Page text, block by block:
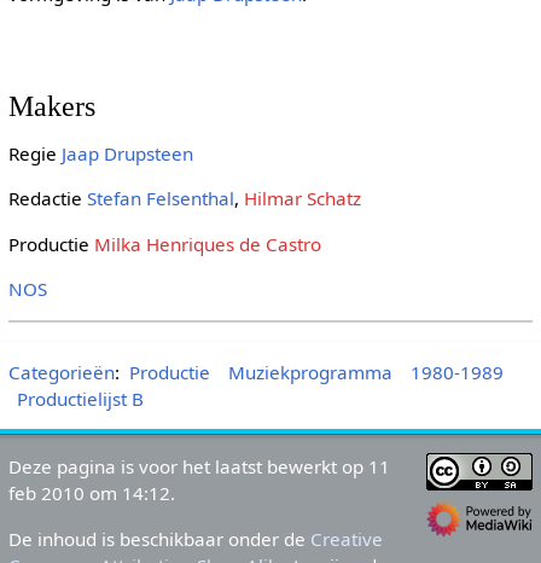
Makers
Regie Jaap Drupsteen
Redactie Stefan Felsenthal, Hilmar Schatz
Productie Milka Henriques de Castro
NOS
Categorieën: Productie Muziekprogramma
1980-1989
Productielijst B
Deze pagina is voor het laatst bewerkt op 11
feb 2010 om 14:12.
De inhoud is beschikbaar onder de Creative